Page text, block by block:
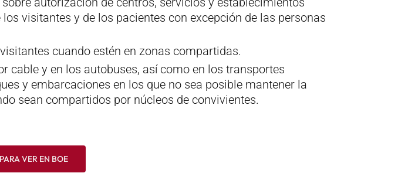
visitantes y de los pacientes con excepción de las personas
cuando estén en zonas compartidas.
cable y en los autobuses, así como en los transportes
y embarcaciones en los que no sea posible mantener la
sean compartidos por núcleos de convivientes.
VER EN BOE